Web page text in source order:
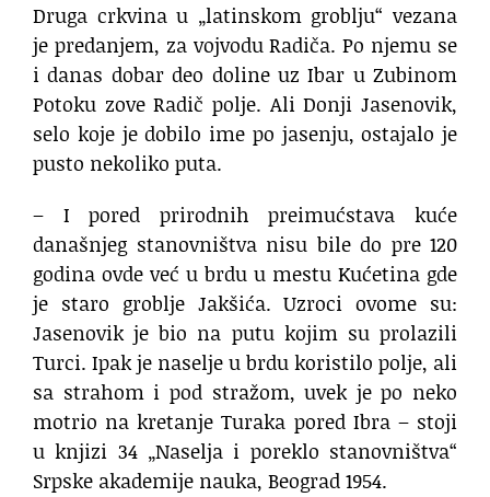
Druga crkvina u „latinskom groblju“ vezana
je predanjem, za vojvodu Radiča. Po njemu se
i danas dobar deo doline uz Ibar u Zubinom
Potoku zove Radič polje. Ali Donji Jasenovik,
selo koje je dobilo ime po jasenju, ostajalo je
pusto nekoliko puta.
– I pored prirodnih preimućstava kuće
današnjeg stanovništva nisu bile do pre 120
godina ovde već u brdu u mestu Kućetina gde
je staro groblje Jakšića. Uzroci ovome su:
Jasenovik je bio na putu kojim su prolazili
Turci. Ipak je naselje u brdu koristilo polje, ali
sa strahom i pod stražom, uvek je po neko
motrio na kretanje Turaka pored Ibra – stoji
u knjizi 34 „Naselja i poreklo stanovništva“
Srpske akademije nauka, Beograd 1954.